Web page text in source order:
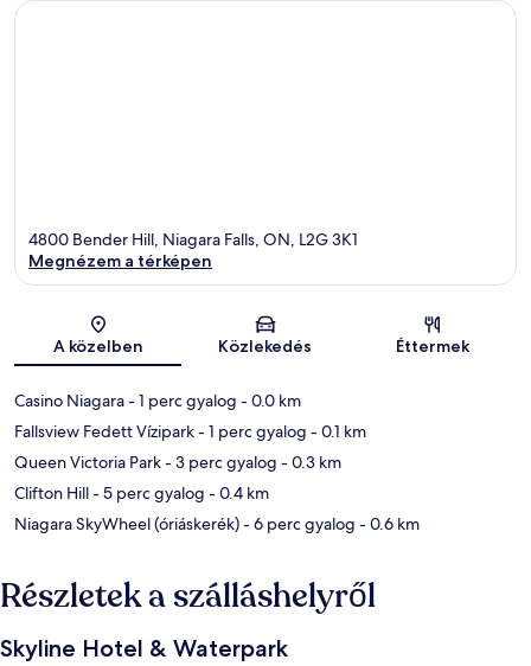
Térkép
4800 Bender Hill, Niagara Falls, ON, L2G 3K1
Megnézem a térképen
A közelben Közlekedés Éttermek
Casino Niagara- 1 perc gyalog - 0.0 km
Fallsview Fedett Vízipark- 1 perc gyalog - 0.1 km
Queen Victoria Park- 3 perc gyalog - 0.3 km
Clifton Hill- 5 perc gyalog - 0.4 km
Niagara SkyWheel (óriáskerék)- 6 perc gyalog - 0.6 km
Részletek a szálláshelyről
Skyline Hotel & Waterpark